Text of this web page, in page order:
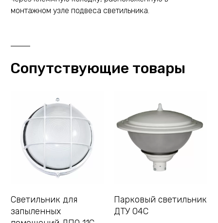
монтажном узле подвеса светильника.
Сопутствующие товары
Светильник для
запыленных
Парковый светильник
ДТУ 04С